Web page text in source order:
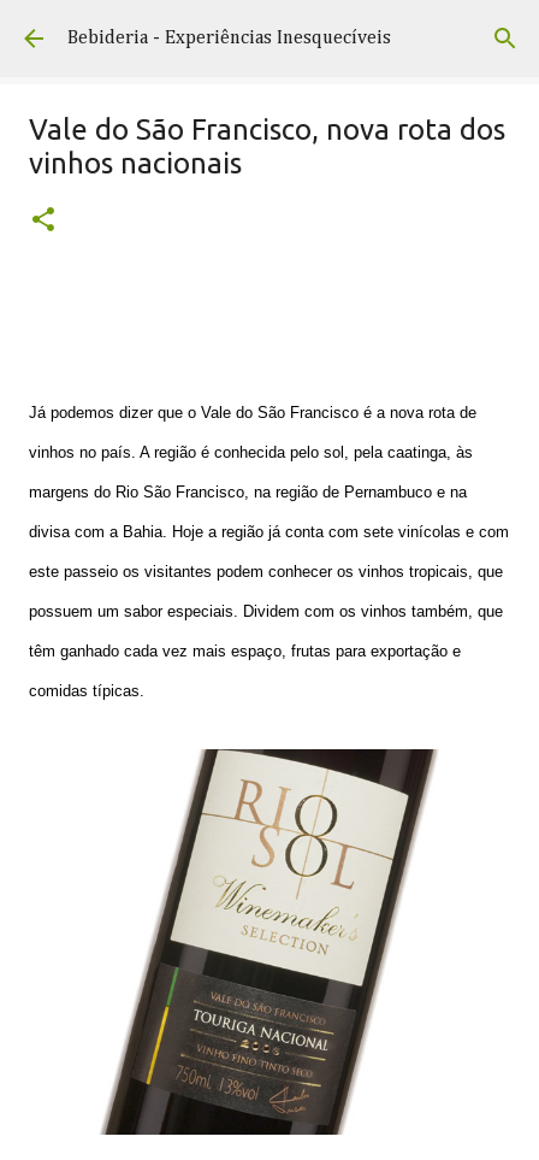
Pular para o conteúdo principal
Bebideria - Experiências Inesquecíveis
Vale do São Francisco, nova rota dos
vinhos nacionais
Já podemos dizer que o Vale do São Francisco é a nova rota de
vinhos no país. A região é conhecida pelo sol, pela caatinga, às
margens do Rio São Francisco, na região de Pernambuco e na
divisa com a Bahia. Hoje a região já conta com sete vinícolas e com
este passeio os visitantes podem conhecer os vinhos tropicais, que
possuem um sabor especiais. Dividem com os vinhos também, que
têm ganhado cada vez mais espaço, frutas para exportação e
comidas típicas.